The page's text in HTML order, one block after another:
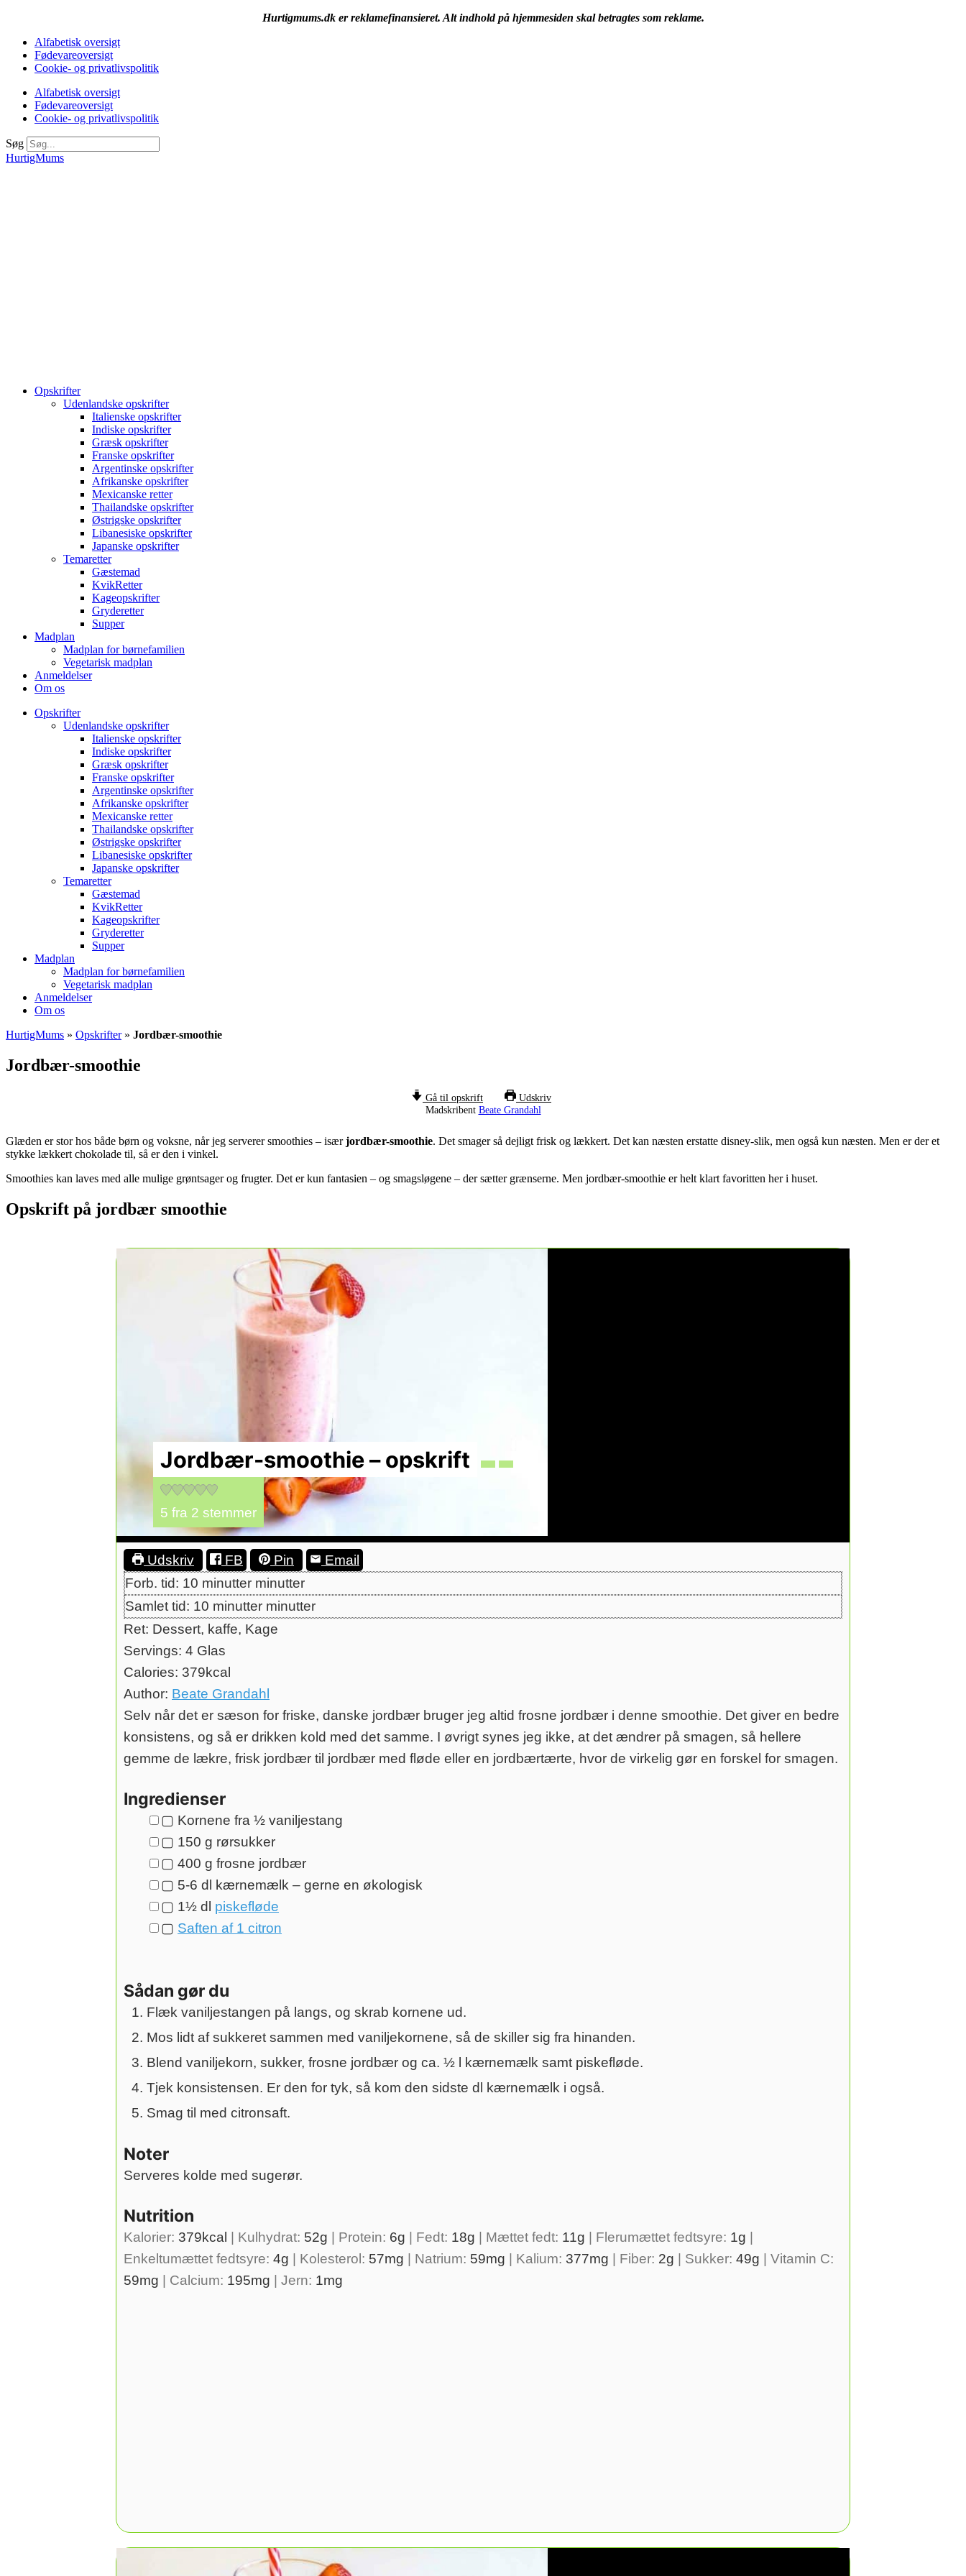
Hurtigmums.dk er reklamefinansieret. Alt indhold på hjemmesiden skal betragtes som reklame.
Alfabetisk oversigt
Fødevareoversigt
Cookie- og privatlivspolitik
Alfabetisk oversigt
Fødevareoversigt
Cookie- og privatlivspolitik
Søg
HurtigMums
Opskrifter
Udenlandske opskrifter
Italienske opskrifter
Indiske opskrifter
Græsk opskrifter
Franske opskrifter
Argentinske opskrifter
Afrikanske opskrifter
Mexicanske retter
Thailandske opskrifter
Østrigske opskrifter
Libanesiske opskrifter
Japanske opskrifter
Temaretter
Gæstemad
KvikRetter
Kageopskrifter
Gryderetter
Supper
Madplan
Madplan for børnefamilien
Vegetarisk madplan
Anmeldelser
Om os
Opskrifter
Udenlandske opskrifter
Italienske opskrifter
Indiske opskrifter
Græsk opskrifter
Franske opskrifter
Argentinske opskrifter
Afrikanske opskrifter
Mexicanske retter
Thailandske opskrifter
Østrigske opskrifter
Libanesiske opskrifter
Japanske opskrifter
Temaretter
Gæstemad
KvikRetter
Kageopskrifter
Gryderetter
Supper
Madplan
Madplan for børnefamilien
Vegetarisk madplan
Anmeldelser
Om os
HurtigMums » Opskrifter» Jordbær-smoothie
Jordbær-smoothie
Gå til opskrift
Udskriv
Madskribent Beate Grandahl
Glæden er stor hos både børn og voksne, når jeg serverer smoothies – isærjordbær-smoothie. Det smager så dejligt frisk og lækkert. Det kan næsten erstatte disney-slik, men også kun næsten. Men er der et
stykke lækkert chokolade til, så er den i vinkel.
Smoothies kan laves med alle mulige grøntsager og frugter. Det er kun fantasien – og smagsløgene – der sætter grænserne. Men jordbær-smoothie er helt klart favoritten her i huset.
Opskrift på jordbær smoothie
Jordbær-smoothie – opskrift
5 fra 2 stemmer
Udskriv FB Pin
Email
Forb. tid: 10 minutter minutter
Samlet tid: 10 minutter minutter
Ret: Dessert, kaffe, Kage
Servings: 4 Glas
Calories: 379kcal
Author: Beate Grandahl
Selv når det er sæson for friske, danske jordbær bruger jeg altid frosne jordbær i denne smoothie. Det giver en bedre
konsistens, og så er drikken kold med det samme. I øvrigt synes jeg ikke, at det ændrer på smagen, så hellere
gemme de lækre, frisk jordbær til jordbær med fløde eller en jordbærtærte, hvor de virkelig gør en forskel for smagen.
Ingredienser
▢ Kornene fra ½ vaniljestang
▢ 150 g rørsukker
▢ 400 g frosne jordbær
▢ 5-6 dl
kærnemælk – gerne en økologisk
▢ 1½ dl
piskefløde
▢ Saften af 1 citron
Sådan gør du
Flæk vaniljestangen på langs, og skrab kornene ud.
Mos lidt af sukkeret sammen med vaniljekornene, så de skiller sig fra hinanden.
Blend vaniljekorn, sukker, frosne jordbær og ca. ½ l kærnemælk samt piskefløde.
Tjek konsistensen. Er den for tyk, så kom den sidste dl kærnemælk i også.
Smag til med citronsaft.
Noter
Serveres kolde med sugerør.
Nutrition
Kalorier: 379kcal Kulhydrat: 52g Protein: 6g Fedt: 18g Mættet fedt: 11g Flerumættet fedtsyre: 1g
Enkeltumættet fedtsyre: 4g Kolesterol: 57mg Natrium: 59mg Kalium: 377mg Fiber: 2g Sukker: 49g
Vitamin C:
59mg Calcium: 195mg Jern: 1mg